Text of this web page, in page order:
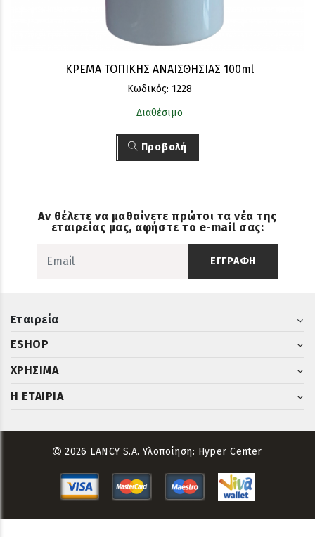
ΚΡΕΜΑ ΤΟΠΙΚΗΣ ΑΝΑΙΣΘΗΣΙΑΣ 100ml
Κωδικός: 1228
Διαθέσιμο
Προβολή
Αν θέλετε να μαθαίνετε πρώτοι τα νέα της
εταιρείας μας, αφήστε το e-mail σας:
ΕΓΓΡΑΦΗ
Εταιρεία
ESHOP
ΧΡΗΣΙΜΑ
Η ΕΤΑΙΡΙΑ
2026 LANCY S.A. Υλοποίηση: Hyper Center